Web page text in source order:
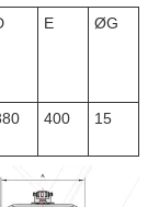
E ØG
400 15